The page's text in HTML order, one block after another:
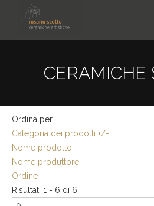
CERAMICHE
Ordina per
Categoria dei prodotti +/-
Nome prodotto
Nome produttore
Ordine
Risultati 1 - 6 di 6